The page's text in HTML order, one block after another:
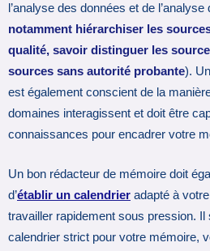
l’analyse des données et de
notamment hiérarchiser les
qualité, savoir distinguer les
sources sans autorité probante).
est également conscient de la
domaines interagissent et doit être
connaissances pour encadrer votre
Un bon rédacteur de mémoire doit
d’établir un calendrier adapté à
travailler rapidement sous pression.
calendrier strict pour votre mémoire,